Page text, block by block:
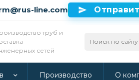
вы продолжаете использовать
Политикой конфиденциальности
line.com
труб и
сетей
Производство О